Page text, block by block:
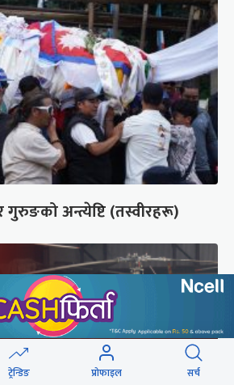
गुरुङको अन्त्येष्टि (तस्वीरहरू)
ट्रेन्डिङ प्रोफाइल सर्च